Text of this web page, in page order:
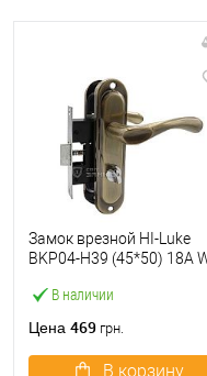
В наличии
Замок врезной HI-Luke
BKP04-H39 (45*50) 18A
Цена 469 грн.
В корзину